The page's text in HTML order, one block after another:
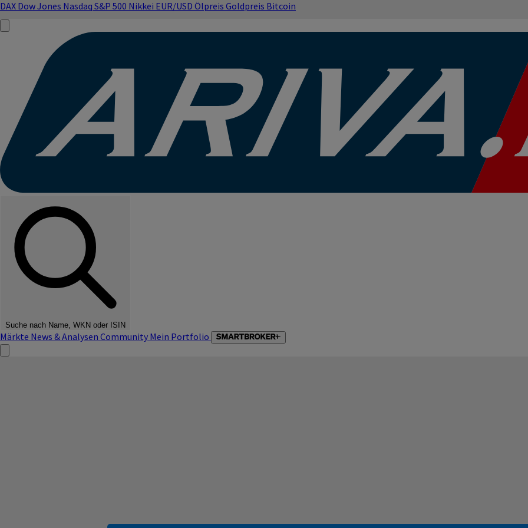
DAX Dow Jones Nasdaq S&P 500 Nikkei EUR/USD Ölpreis Goldpreis Bitcoin
Suche nach Name, WKN oder ISIN
Märkte News & Analysen Community Mein Portfolio